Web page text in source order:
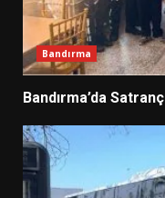
Bandırma
Bandırma’da